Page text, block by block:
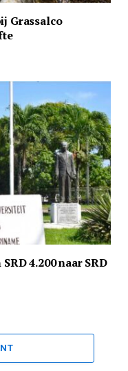
Grassalco
4.200 naar SRD